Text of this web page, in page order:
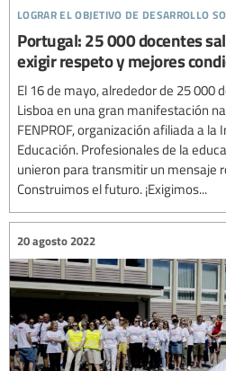
lograr el objetivo de desarrollo
Portugal: 25 000 docentes
exigir respeto y mejores
El 16 de mayo, alrededor de 25 000
Lisboa en una gran manifestación
FENPROF, organización afiliada a la
Educación. Profesionales de la
unieron para transmitir un mensaje
Construimos el futuro. ¡Exigimos...
20 agosto 2022